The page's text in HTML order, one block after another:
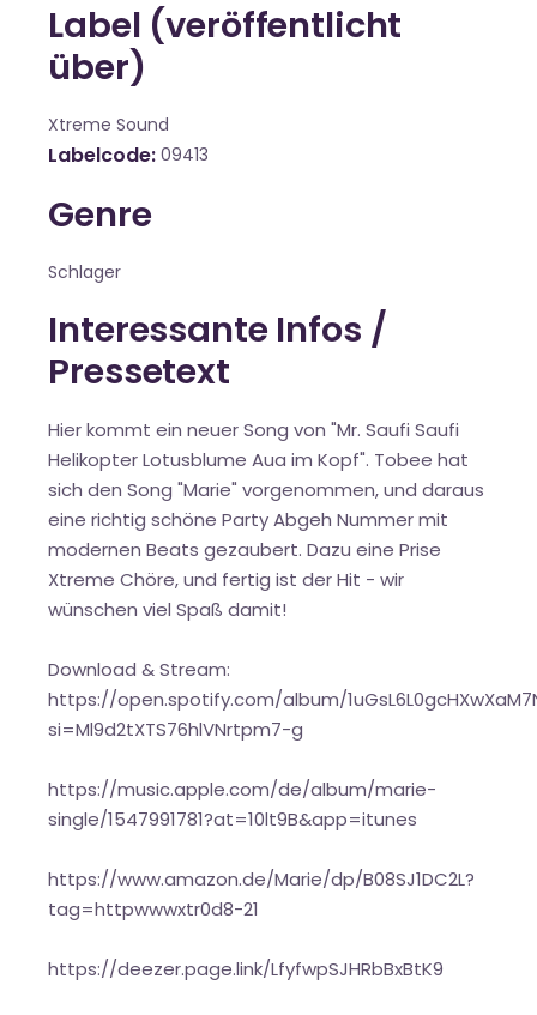
Label (veröffentlicht
über)
Xtreme Sound
Labelcode 09413
Genre
Schlager
Interessante Infos /
Pressetext
Hier kommt ein neuer Song von "Mr. Saufi Saufi
Helikopter Lotusblume Aua im Kopf". Tobee hat
sich den Song "Marie" vorgenommen, und daraus
eine richtig schöne Party Abgeh Nummer mit
modernen Beats gezaubert. Dazu eine Prise
Xtreme Chöre, und fertig ist der Hit - wir
wünschen viel Spaß damit!
Download & Stream:
https://open.spotify.com/album/
si=Ml9d2tXTS76hlVNrtpm7-g
https://music.apple.com/de/album/marie-
single/1547991781?at=10lt9B&app=itunes
https://www.amazon.de/Marie/dp/B08SJ1DC2L?
tag=httpwwwxtr0d8-21
https://deezer.page.link/LfyfwpSJHRbBxBtK9